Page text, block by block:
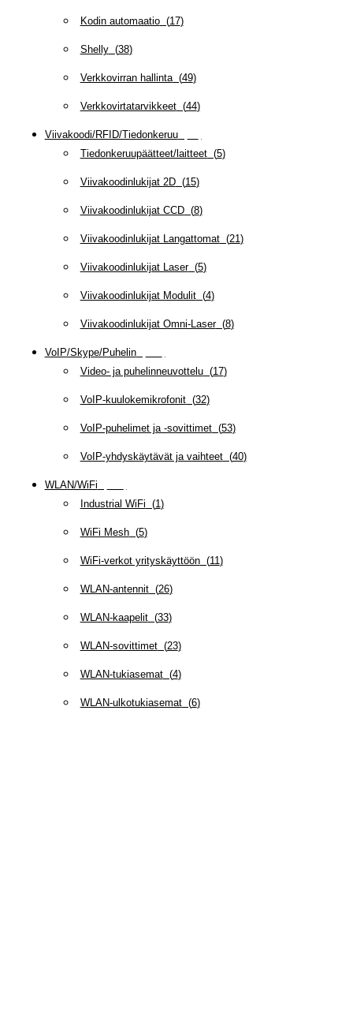
Kodin automaatio(17)
Shelly(38)
Verkkovirran hallinta(49)
Verkkovirtatarvikkeet(44)
Viivakoodi/RFID/Tiedonkeruu(
Tiedonkeruupäätteet/laitteet(5)
Viivakoodinlukijat 2D(15)
Viivakoodinlukijat CCD(8)
Viivakoodinlukijat Langattomat(21)
Viivakoodinlukijat Laser(5)
Viivakoodinlukijat Modulit(4)
Viivakoodinlukijat Omni-Laser(8)
VoIP/Skype/Puhelin(
Video- ja puhelinneuvottelu(17)
VoIP-kuulokemikrofonit(32)
VoIP-puhelimet ja -sovittimet(53)
VoIP-yhdyskäytävät ja vaihteet(40)
WLAN/WiFi
Industrial WiFi (1)
WiFi Mesh(5)
WiFi-verkot yrityskäyttöön(11)
WLAN-antennit(26)
WLAN-kaapelit(33)
WLAN-sovittimet(23)
WLAN-tukiasemat(4)
WLAN-ulkotukiasemat(6)